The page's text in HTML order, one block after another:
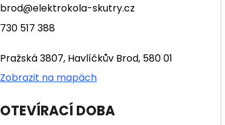
brod@elektrokola-skutry.cz
730 517 388
Pražská 3807, Havlíčkův Brod, 580 01
Zobrazit na mapách
OTEVÍRACÍ DOBA